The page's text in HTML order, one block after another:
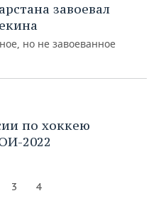
завоевал
но не завоеванное
по хоккею
2022
3 4